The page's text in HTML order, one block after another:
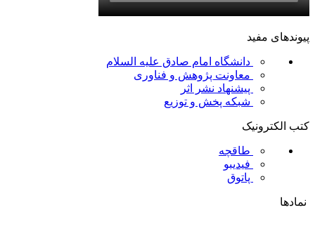
پیوندهای مفید
دانشگاه امام صادق علیه السلام
معاونت پژوهش و فناوری
پیشنهاد نشر اثر
شبکه پخش و توزیع
کتب الکترونیک
طاقچه
فیدیبو
پاتوق
نمادها